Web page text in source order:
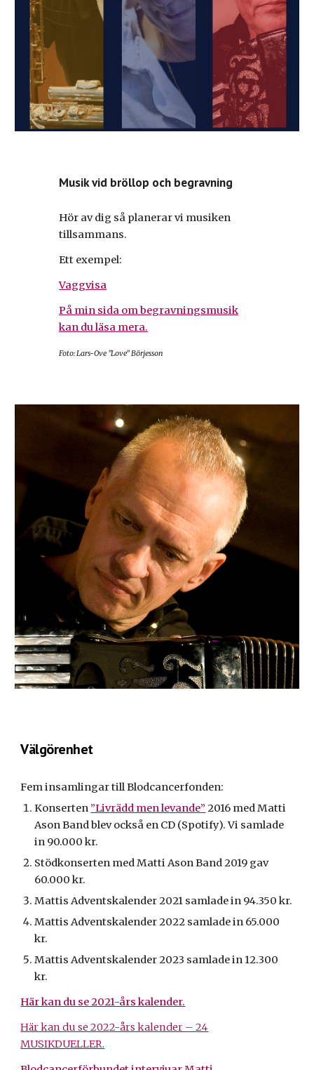
Musik vid bröllop och begravning
Hör av dig så planerar vi musiken
tillsammans.
Ett exempel:
Vaggvisa
På min sida om begravningsmusik
kan du läsa mera.
Foto: Lars-Ove "Love" Börjesson
Välgörenhet
Feminsamlingar till Blodcancerfonden:
Konserten ”Livrädd men levande” 2016 med Matti
Ason Band blev också en CD (Spotify). Vi samlade
in 90.000 kr.
Stödkonserten med Matti Ason Band 2019 gav
60.000 kr.
Mattis Adventskalender 2021 samlade in 94.350 kr.
Mattis Adventskalender 2022 samlade in 65.000
kr.
Mattis Adventskalender 2023 samlade in 12.300
kr.
Här kan du se 2021-års kalender.
Här kan du se 2022-års kalender – 24
MUSIKDUELLER.